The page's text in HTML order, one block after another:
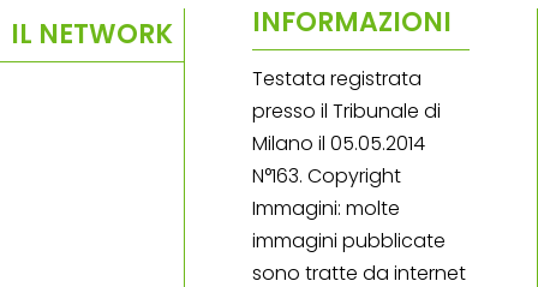
IL NETWORK INFORMAZIONI
Testata registrata
presso il Tribunale di
Milano il 05.05.2014
N°163. Copyright
Immagini: molte
immagini pubblicate
sono tratte da internet